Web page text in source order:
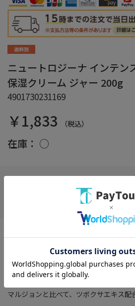
ニュートロジーナ インテン
保湿クリーム ジャー 200g
4901730231169
￥1,833 （税込）
在庫： ○
合の独自処方で、顔やからだにも使える
とした弾力感のあるゲルのようなクリ
たつかない。 ＊１ グリセリン：保
マルジョンと比べて、ツボクサエキス配